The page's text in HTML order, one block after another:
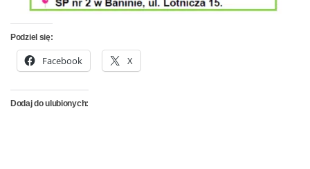
Podziel się:
Facebook X
Dodaj do ulubionych: